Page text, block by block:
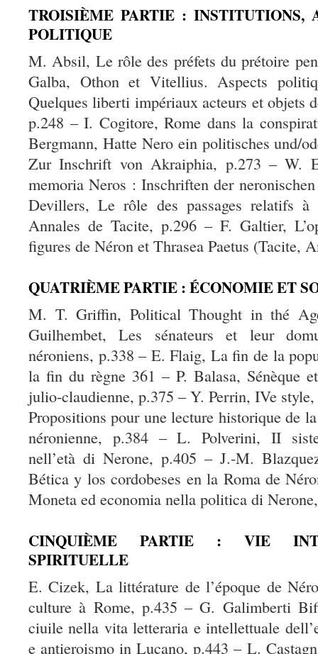
TROISIÈME PARTIE : INSTITUTIONS,
POLITIQUE
M. Absil, Le rôle des préfets du prétoire
Galba, Othon et Vitellius. Aspects
Quelques liberti impériaux acteurs et objets
p.248 – I. Cogitore, Rome dans la
Bergmann, Hatte Nero ein politisches und/
Zur Inschrift von Akraiphia, p.273 – W.
memoria Neros : Inschriften der
Devillers, Le rôle des passages relatifs à
Annales de Tacite, p.296 – F. Galtier,
figures de Néron et Thrasea Paetus (Tacite,
QUATRIÈME PARTIE : ÉCONOMIE ET
M. T. Griffin, Political Thought in thé
Guilhembet, Les sénateurs et leur
néroniens, p.338 – E. Flaig, La fin de la
la fin du règne 361 – P. Balasa, Sénèque
julio-claudienne, p.375 – Y. Perrin, IVe
Propositions pour une lecture historique de
néronienne, p.384 – L. Polverini, II
nell’età di Nerone, p.405 – J.-M.
Bética y los cordobeses en la Roma de
Moneta ed economia nella politica di
CINQUIÈME PARTIE : VIE
SPIRITUELLE
E. Cizek, La littérature de l’époque de
culture à Rome, p.435 – G. Galimberti
ciuile nella vita letteraria e intellettuale
e antieroismo in Lucano, p.443 – L.